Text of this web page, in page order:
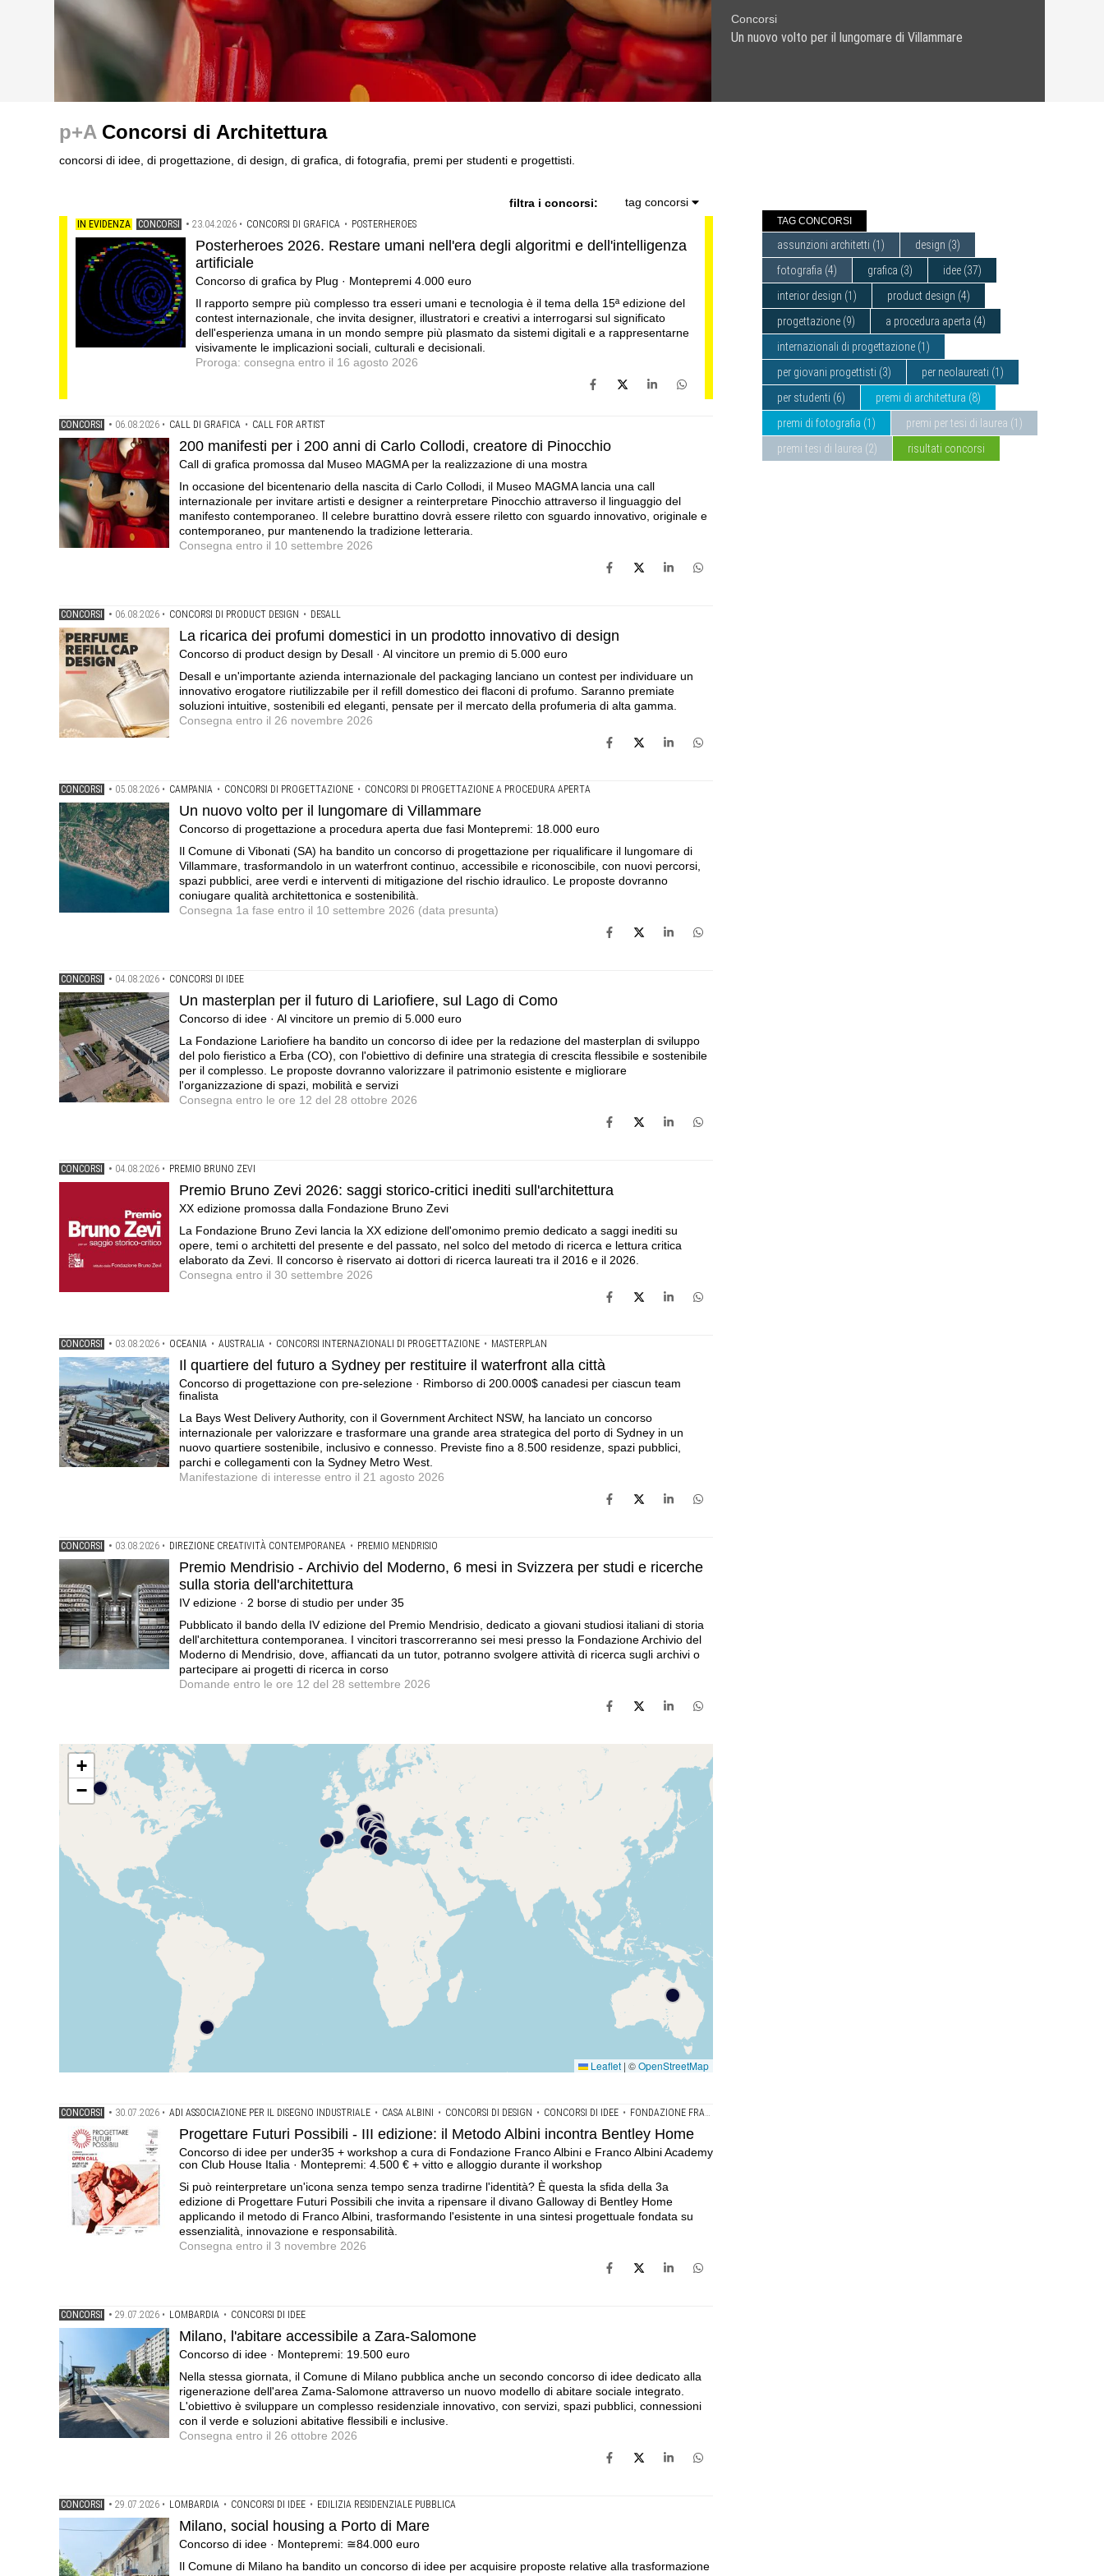
200 manifesti per i 200 anni di Carlo Collodi, creatore di Pinocchio .Call di grafica promossa dal Museo MAGMA
per la realizzazione di una mostra
La ricarica dei profumi domestici in un prodotto innovativo di design .Concorso di product design by Desall · Al
vincitore un premio di 5.000 euro
Un nuovo volto per il lungomare di Villammare .Concorso di progettazione a procedura aperta due fasi
Montepremi: 18.000 euro
Concorsi
Un nuovo volto per il lungomare di Villammare
p+A Concorsi di Architettura
concorsi di idee, di progettazione, di design, di grafica, di fotografia, premi per studenti e progettisti.
filtra i concorsi: tag concorsi
IN EVIDENZA CONCORSI • 23.04.2026 • CONCORSI DI GRAFICA • POSTERHEROES
Posterheroes 2026. Restare umani nell'era degli algoritmi e dell'intelligenza
artificiale
Concorso di grafica by Plug · Montepremi 4.000 euro
Il rapporto sempre più complesso tra esseri umani e tecnologia è il tema della 15ª edizione del
contest internazionale, che invita designer, illustratori e creativi a interrogarsi sul significato
dell'esperienza umana in un mondo sempre più plasmato da sistemi digitali e a rappresentarne
visivamente le implicazioni sociali, culturali e decisionali.
Proroga: consegna entro il 16 agosto 2026
CONCORSI • 06.08.2026 • CALL DI GRAFICA • CALL FOR ARTIST
200 manifesti per i 200 anni di Carlo Collodi, creatore di Pinocchio
Call di grafica promossa dal Museo MAGMA per la realizzazione di una mostra
In occasione del bicentenario della nascita di Carlo Collodi, il Museo MAGMA lancia una call
internazionale per invitare artisti e designer a reinterpretare Pinocchio attraverso il linguaggio del
manifesto contemporaneo. Il celebre burattino dovrà essere riletto con sguardo innovativo, originale e
contemporaneo, pur mantenendo la tradizione letteraria.
Consegna entro il 10 settembre 2026
CONCORSI • 06.08.2026 • CONCORSI DI PRODUCT DESIGN • DESALL
La ricarica dei profumi domestici in un prodotto innovativo di design
Concorso di product design by Desall · Al vincitore un premio di 5.000 euro
Desall e un'importante azienda internazionale del packaging lanciano un contest per individuare un
innovativo erogatore riutilizzabile per il refill domestico dei flaconi di profumo. Saranno premiate
soluzioni intuitive, sostenibili ed eleganti, pensate per il mercato della profumeria di alta gamma.
Consegna entro il 26 novembre 2026
CONCORSI • 05.08.2026 • CAMPANIA • CONCORSI DI PROGETTAZIONE • CONCORSI DI PROGETTAZIONE A PROCEDURA APERTA
Un nuovo volto per il lungomare di Villammare
Concorso di progettazione a procedura aperta due fasi Montepremi: 18.000 euro
Il Comune di Vibonati (SA) ha bandito un concorso di progettazione per riqualificare il lungomare di
Villammare, trasformandolo in un waterfront continuo, accessibile e riconoscibile, con nuovi percorsi,
spazi pubblici, aree verdi e interventi di mitigazione del rischio idraulico. Le proposte dovranno
coniugare qualità architettonica e sostenibilità.
Consegna 1a fase entro il 10 settembre 2026 (data presunta)
CONCORSI • 04.08.2026 • CONCORSI DI IDEE
Un masterplan per il futuro di Lariofiere, sul Lago di Como
Concorso di idee · Al vincitore un premio di 5.000 euro
La Fondazione Lariofiere ha bandito un concorso di idee per la redazione del masterplan di sviluppo
del polo fieristico a Erba (CO), con l'obiettivo di definire una strategia di crescita flessibile e sostenibile
per il complesso. Le proposte dovranno valorizzare il patrimonio esistente e migliorare
l'organizzazione di spazi, mobilità e servizi
Consegna entro le ore 12 del 28 ottobre 2026
CONCORSI • 04.08.2026 • PREMIO BRUNO ZEVI
Premio Bruno Zevi 2026: saggi storico-critici inediti sull'architettura
XX edizione promossa dalla Fondazione Bruno Zevi
La Fondazione Bruno Zevi lancia la XX edizione dell'omonimo premio dedicato a saggi inediti su
opere, temi o architetti del presente e del passato, nel solco del metodo di ricerca e lettura critica
elaborato da Zevi. Il concorso è riservato ai dottori di ricerca laureati tra il 2016 e il 2026.
Consegna entro il 30 settembre 2026
CONCORSI • 03.08.2026 • OCEANIA • AUSTRALIA • CONCORSI INTERNAZIONALI DI PROGETTAZIONE • MASTERPLAN
Il quartiere del futuro a Sydney per restituire il waterfront alla città
Concorso di progettazione con pre-selezione · Rimborso di 200.000$ canadesi per ciascun team
finalista
La Bays West Delivery Authority, con il Government Architect NSW, ha lanciato un concorso
internazionale per valorizzare e trasformare una grande area strategica del porto di Sydney in un
nuovo quartiere sostenibile, inclusivo e connesso. Previste fino a 8.500 residenze, spazi pubblici,
parchi e collegamenti con la Sydney Metro West.
Manifestazione di interesse entro il 21 agosto 2026
CONCORSI • 03.08.2026 • DIREZIONE CREATIVITÀ CONTEMPORANEA • PREMIO MENDRISIO
Premio Mendrisio - Archivio del Moderno, 6 mesi in Svizzera per studi e ricerche
sulla storia dell'architettura
IV edizione · 2 borse di studio per under 35
Pubblicato il bando della IV edizione del Premio Mendrisio, dedicato a giovani studiosi italiani di storia
dell'architettura contemporanea. I vincitori trascorreranno sei mesi presso la Fondazione Archivio del
Moderno di Mendrisio, dove, affiancati da un tutor, potranno svolgere attività di ricerca sugli archivi o
partecipare ai progetti di ricerca in corso
Domande entro le ore 12 del 28 settembre 2026
+
−
Leaflet | ©OpenStreetMap
CONCORSI • 30.07.2026 • ADI ASSOCIAZIONE PER IL DISEGNO INDUSTRIALE • CASA ALBINI • CONCORSI DI DESIGN • CONCORSI DI IDEE • FONDAZIONE FRANCO ALBINI
Progettare Futuri Possibili - III edizione: il Metodo Albini incontra Bentley Home
Concorso di idee per under35 + workshop a cura di Fondazione Franco Albini e Franco Albini Academy
con Club House Italia · Montepremi: 4.500 € + vitto e alloggio durante il workshop
Si può reinterpretare un'icona senza tempo senza tradirne l'identità? È questa la sfida della 3a
edizione di Progettare Futuri Possibili che invita a ripensare il divano Galloway di Bentley Home
applicando il metodo di Franco Albini, trasformando l'esistente in una sintesi progettuale fondata su
essenzialità, innovazione e responsabilità.
Consegna entro il 3 novembre 2026
CONCORSI • 29.07.2026 • LOMBARDIA • CONCORSI DI IDEE
Milano, l'abitare accessibile a Zara-Salomone
Concorso di idee · Montepremi: 19.500 euro
Nella stessa giornata, il Comune di Milano pubblica anche un secondo concorso di idee dedicato alla
rigenerazione dell'area Zama-Salomone attraverso un nuovo modello di abitare sociale integrato.
L'obiettivo è sviluppare un complesso residenziale innovativo, con servizi, spazi pubblici, connessioni
con il verde e soluzioni abitative flessibili e inclusive.
Consegna entro il 26 ottobre 2026
CONCORSI • 29.07.2026 • LOMBARDIA • CONCORSI DI IDEE • EDILIZIA RESIDENZIALE PUBBLICA
Milano, social housing a Porto di Mare
Concorso di idee · Montepremi: ≅84.000 euro
Il Comune di Milano ha bandito un concorso di idee per acquisire proposte relative alla trasformazione
TAG CONCORSI
assunzioni architetti (1) design (3)
fotografia (4) grafica (3) idee (37)
interior design (1) product design (4)
progettazione (9) a procedura aperta (4)
internazionali di progettazione (1)
per giovani progettisti (3) per neolaureati (1)
per studenti (6) premi di architettura (8)
premi di fotografia (1) premi per tesi di laurea (1)
premi tesi di laurea (2) risultati concorsi